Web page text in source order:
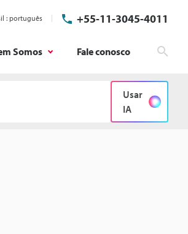
português +55-11-3045-4011
Somos Fale conosco
Usar
IA